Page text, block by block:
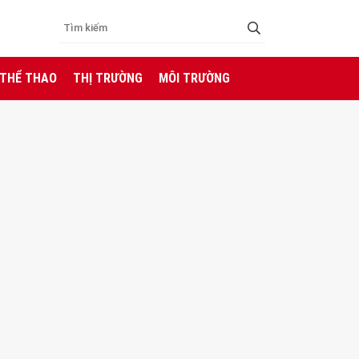
THAO THỊ TRƯỜNG MÔI TRƯỜNG